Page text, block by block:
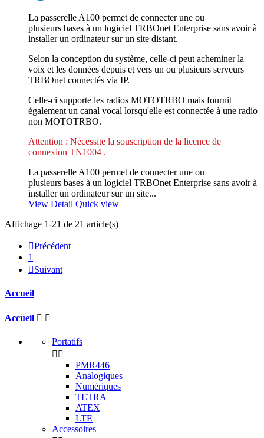
La passerelle A100 permet de connecter une ou
plusieurs bases à un logiciel TRBOnet Enterprise sans avoir à
installer un ordinateur sur un site distant.
Selon la conception du système, celle-ci peut acheminer la
voix et les données depuis et vers un ou plusieurs serveurs
TRBOnet connectés via IP.
Celle-ci supporte les radios MOTOTRBO mais fournit
également un canal vocal lorsqu'elle est connectée à une radio
non MOTOTRBO.
Attention : Nécessite la souscription de la licence de
connexion TN1004 .
La passerelle A100 permet de connecter une ou
plusieurs bases à un logiciel TRBOnet Enterprise sans avoir à
installer un ordinateur sur un site...
View Detail Quick view
Affichage 1-21 de 21 article(s)
Précédent
1
Suivant
Accueil
Accueil  
Portatifs
 
PMR446
Analogiques
Numériques
TETRA
ATEX
LTE
Accessoires